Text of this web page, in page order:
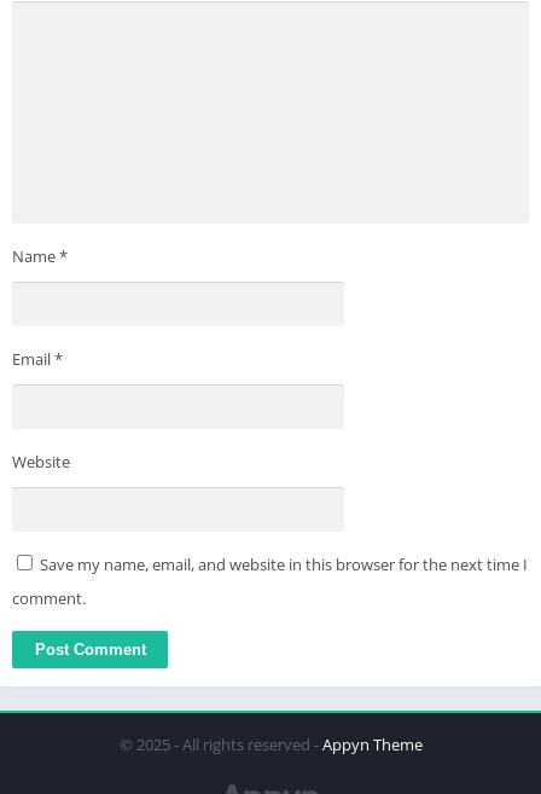
Name*
Email*
Website
Save my name, email, and website in this browser for the next time I
comment.
© 2025 - All rights reserved -Appyn Theme